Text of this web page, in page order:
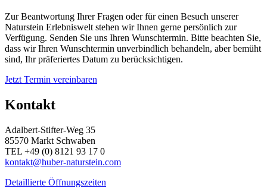
Zur Beantwortung Ihrer Fragen oder für einen Besuch unserer
Naturstein Erlebniswelt stehen wir Ihnen gerne persönlich zur
Verfügung. Senden Sie uns Ihren Wunschtermin. Bitte beachten Sie,
dass wir Ihren Wunschtermin unverbindlich behandeln, aber bemüht
sind, Ihr präferiertes Datum zu berücksichtigen.
Jetzt Termin vereinbaren
Kontakt
Adalbert-Stifter-Weg 35
85570 Markt Schwaben
TEL +49 (0) 8121 93 17 0
kontakt@huber-naturstein.com
Detaillierte Öffnungszeiten